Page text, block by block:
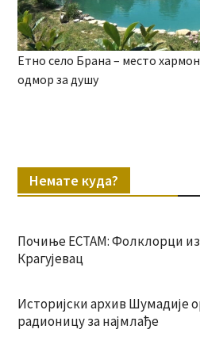
Етно село Брана – место
одмор за душу
Немате куда?
Почиње ЕСТАМ: Фолклорци
Крагујевац
Историјски архив Шумадије
радионицу за најмлађе